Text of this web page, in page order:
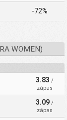
-72%
WOMEN)
3.83 /
zápas
3.09 /
zápas